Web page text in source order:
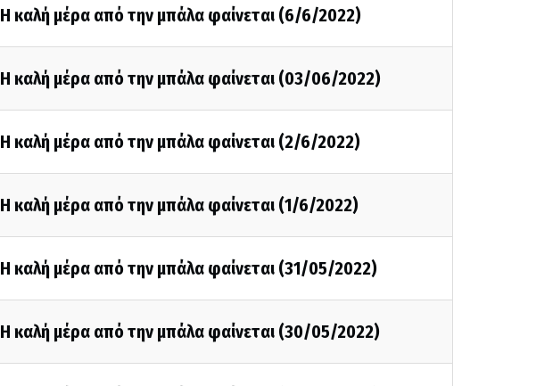
Η καλή μέρα από την μπάλα φαίνεται (6/6/2022)
Η καλή μέρα από την μπάλα φαίνεται (03/06/2022)
Η καλή μέρα από την μπάλα φαίνεται (2/6/2022)
Η καλή μέρα από την μπάλα φαίνεται (1/6/2022)
Η καλή μέρα από την μπάλα φαίνεται (31/05/2022)
Η καλή μέρα από την μπάλα φαίνεται (30/05/2022)